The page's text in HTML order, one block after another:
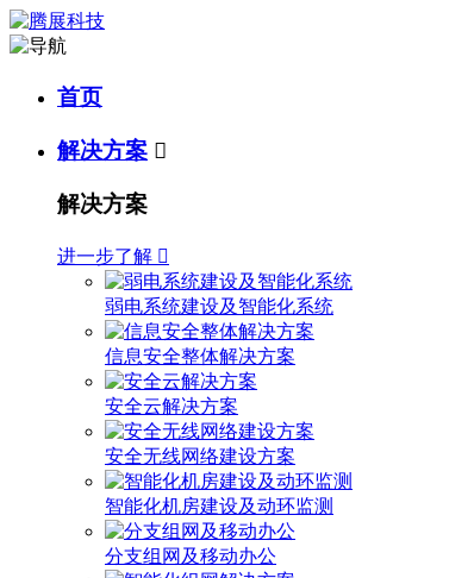
首页
解决方案 
解决方案
进一步了解 
弱电系统建设及智能化系统
信息安全整体解决方案
安全云解决方案
安全无线网络建设方案
智能化机房建设及动环监测
分支组网及移动办公